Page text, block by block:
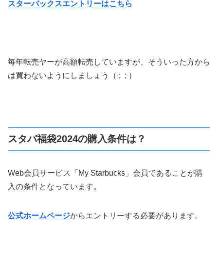
スターバックスエントリーはこちら
毎年転売ヤーが高額転売していますが、そういった方から
は買わないようにしましょう（ ; ; ）
スタバ福袋2024の購入条件は？
Web会員サービス「My Starbucks」会員であることが購
入の条件となっています。
公式ホームページからエントリーする必要があります。